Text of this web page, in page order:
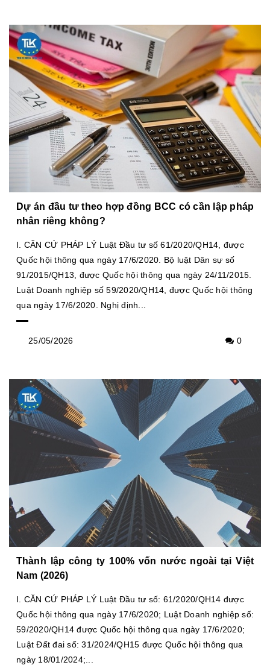
Dự án đầu tư theo hợp đồng BCC có cần lập pháp
nhân riêng không?
I. CĂN CỨ PHÁP LÝ Luật Đầu tư số 61/2020/QH14, được
Quốc hội thông qua ngày 17/6/2020. Bộ luật Dân sự số
91/2015/QH13, được Quốc hội thông qua ngày 24/11/2015.
Luật Doanh nghiệp số 59/2020/QH14, được Quốc hội thông
qua ngày 17/6/2020. Nghị định...
25/05/2026 0
Thành lập công ty 100% vốn nước ngoài tại Việt
Nam (2026)
I. CĂN CỨ PHÁP LÝ Luật Đầu tư số: 61/2020/QH14 được
Quốc hội thông qua ngày 17/6/2020; Luật Doanh nghiệp số:
59/2020/QH14 được Quốc hội thông qua ngày 17/6/2020;
Luật Đất đai số: 31/2024/QH15 được Quốc hội thông qua
ngày 18/01/2024;...